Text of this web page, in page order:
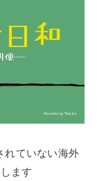
れていない海外
ます